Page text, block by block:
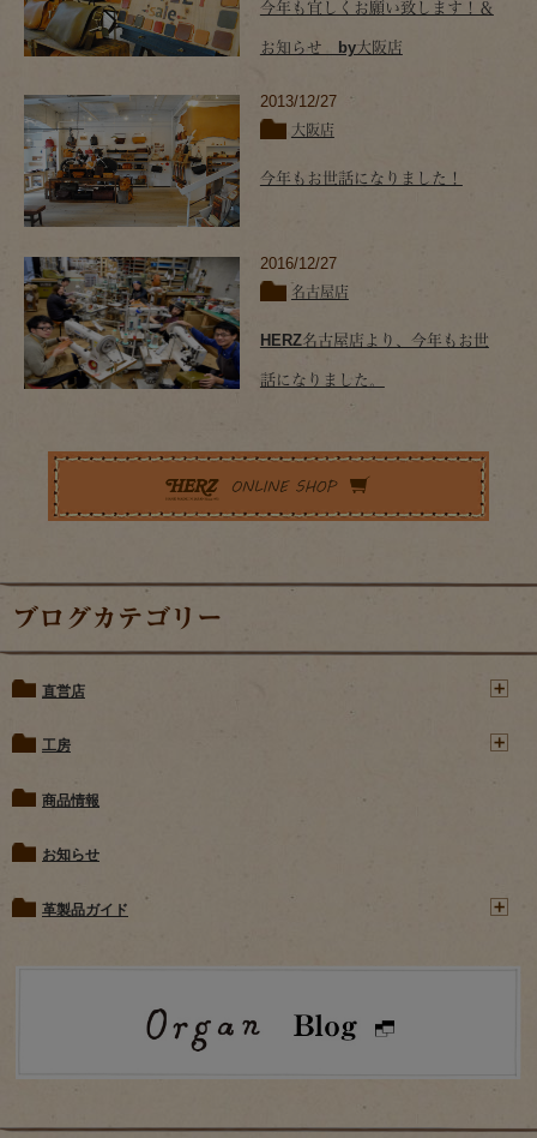
今年も宜しくお願い致します！＆
お知らせ by大阪店
2013/12/27
大阪店
今年もお世話になりました！
2016/12/27
名古屋店
HERZ名古屋店より、今年もお世
話になりました。
ブログカテゴリー
直営店
工房
商品情報
お知らせ
革製品ガイド